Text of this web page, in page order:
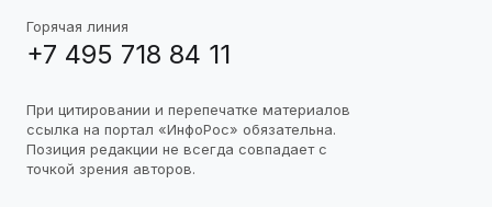
Горячая линия
+7 495 718 84 11
При цитировании и перепечатке материалов
ссылка на портал «ИнфоРос» обязательна.
Позиция редакции не всегда совпадает с
точкой зрения авторов.